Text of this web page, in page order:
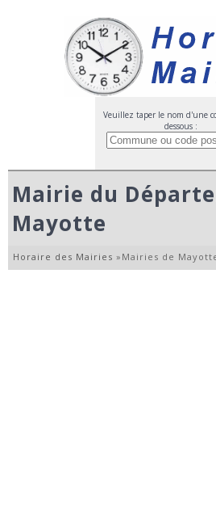
Veuillez taper le nom d'une
dessous :
Mairie du
Mayotte
Horaire des Mairies » Mairies de